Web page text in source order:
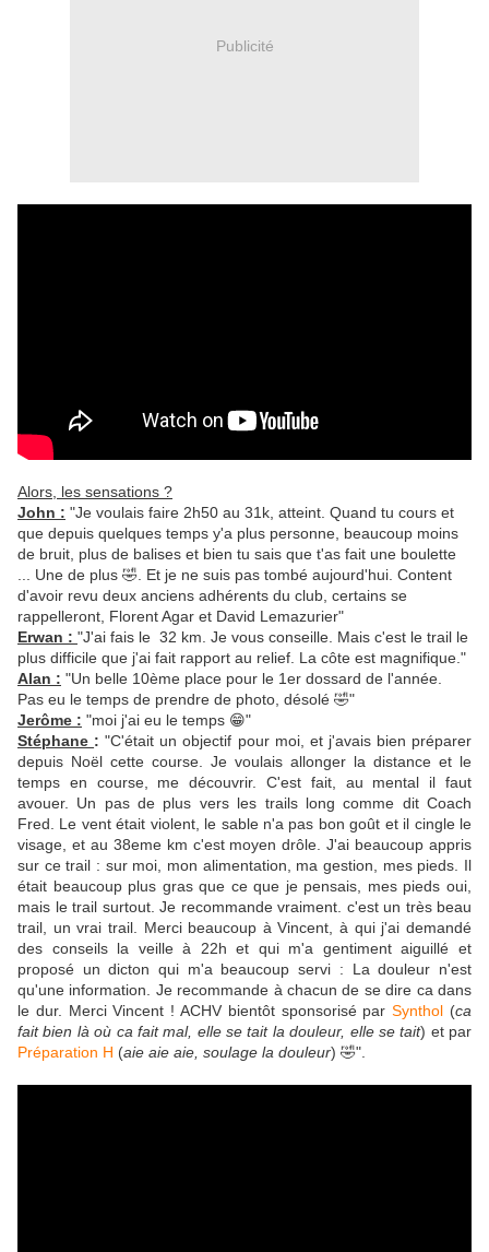
Publicité
Alors, les sensations ?
John : "Je voulais faire 2h50 au 31k, atteint. Quand tu cours et
que depuis quelques temps y'a plus personne, beaucoup moins
de bruit, plus de balises et bien tu sais que t'as fait une boulette
... Une de plus 🤣. Et je ne suis pas tombé aujourd'hui. Content
d'avoir revu deux anciens adhérents du club, certains se
rappelleront, Florent Agar et David Lemazurier"
Erwan : "J'ai fais le 32 km. Je vous conseille. Mais c'est le trail le
plus difficile que j'ai fait rapport au relief. La côte est magnifique."
Alan : "Un belle 10ème place pour le 1er dossard de l'année.
Pas eu le temps de prendre de photo, désolé 🤣"
Jerôme : "moi j'ai eu le temps 😁"
Stéphane : "C'était un objectif pour moi, et j'avais bien préparer
depuis Noël cette course. Je voulais allonger la distance et le
temps en course, me découvrir. C'est fait, au mental il faut
avouer. Un pas de plus vers les trails long comme dit Coach
Fred. Le vent était violent, le sable n'a pas bon goût et il cingle le
visage, et au 38eme km c'est moyen drôle. J'ai beaucoup appris
sur ce trail : sur moi, mon alimentation, ma gestion, mes pieds. Il
était beaucoup plus gras que ce que je pensais, mes pieds oui,
mais le trail surtout. Je recommande vraiment. c'est un très beau
trail, un vrai trail. Merci beaucoup à Vincent, à qui j'ai demandé
des conseils la veille à 22h et qui m'a gentiment aiguillé et
proposé un dicton qui m'a beaucoup servi : La douleur n'est
qu'une information. Je recommande à chacun de se dire ca dans
le dur. Merci Vincent ! ACHV bientôt sponsorisé parSynthol (ca
fait bien là où ca fait mal, elle se tait la douleur, elle se tait) et par
Préparation H (aie aie aie, soulage la douleur) 🤣".